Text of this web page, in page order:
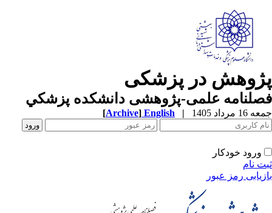
در پزشکی
علمی-پژوهشی دانشکده پزشکي
مرداد 1405 |
English
[Archive]
ورود خودکار
نام
رمز عبور